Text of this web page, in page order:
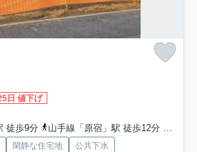
日 値下げ
徒歩9分
山手線「原宿」駅 徒歩12分 銀座
閑静な住宅地 公共下水